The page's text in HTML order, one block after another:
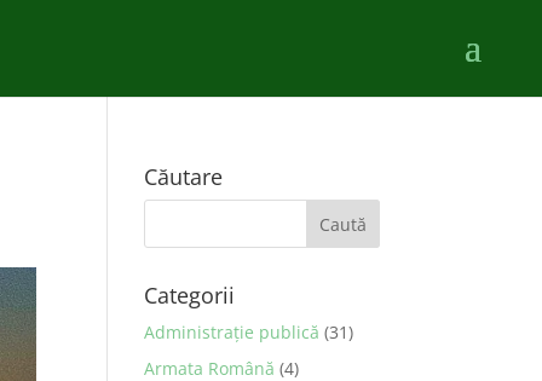
Căutare
Categorii
Administraţie publică (31)
Armata Română (4)